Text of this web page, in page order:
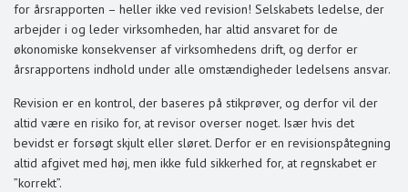
for årsrapporten – heller ikke ved revision! Selskabets ledelse, der
arbejder i og leder virksomheden, har altid ansvaret for de
økonomiske konsekvenser af virksomhedens drift, og derfor er
årsrapportens indhold under alle omstændigheder ledelsens ansvar.
Revision er en kontrol, der baseres på stikprøver, og derfor vil der
altid være en risiko for, at revisor overser noget. Især hvis det
bevidst er forsøgt skjult eller sløret. Derfor er en revisionspåtegning
altid afgivet med høj, men ikke fuld sikkerhed for, at regnskabet er
”korrekt”.